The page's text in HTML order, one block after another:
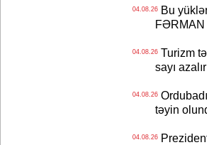
04.08.26Bu
FƏRMAN
04.08.26Turizm
sayı
04.08.26
təyin
04.08.26Prezident